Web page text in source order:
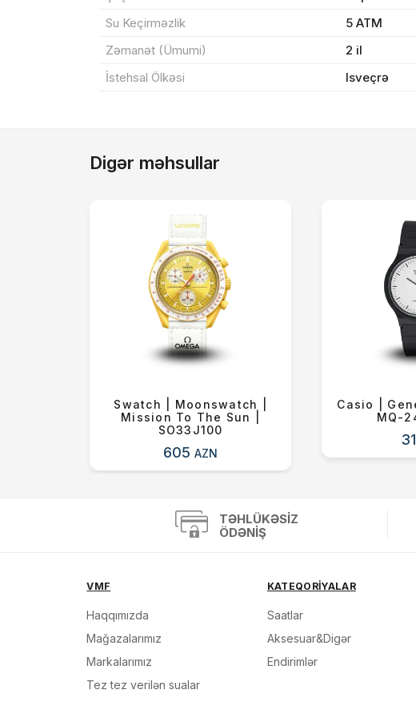
Su Keçirməzlik
5 ATM
Zəmanət (Ümumi)
2 il
İstehsal Ölkəsi
Isveçrə
Digər məhsullar
Swatch | Moonswatch |
Mission To The Sun |
SO33J100
605AZN
Casio |
MQ-
TƏHLÜKƏSIZ
ÖDƏNIŞ
VMF
Haqqımızda
Mağazalarımız
Markalarımız
Tez tez verilən sualar
KATEQORİYALAR
Saatlar
Aksesuar&Digər
Endirimlər